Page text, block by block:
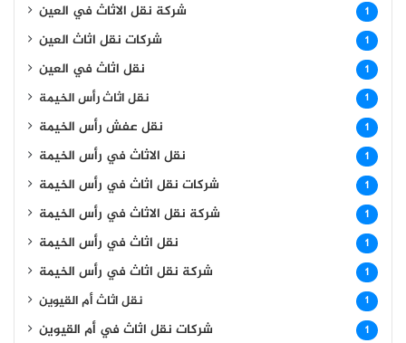
شركة نقل الاثاث في العين 1
شركات نقل اثاث العين 1
نقل اثاث في العين 1
نقل اثاث رأس الخيمة 1
نقل عفش رأس الخيمة 1
نقل الاثاث في رأس الخيمة 1
شركات نقل اثاث في رأس الخيمة 1
شركة نقل الاثاث في رأس الخيمة 1
نقل اثاث في رأس الخيمة 1
شركة نقل اثاث في رأس الخيمة 1
نقل اثاث أم القيوين 1
شركات نقل اثاث في أم القيوين 1